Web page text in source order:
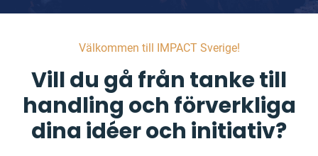
Välkommen till IMPACT Sverige!
Vill du gå från tanke till
handling och förverkliga
dina idéer och initiativ?